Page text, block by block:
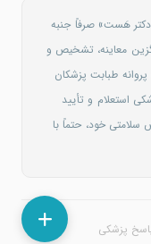
هَست» صرفاً جنبه
معاینه، تشخیص و
طبابت پزشکان
استعلام و تأیید
خود، حتماً با
پزشکی